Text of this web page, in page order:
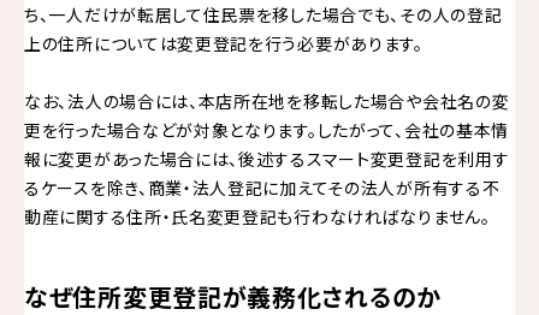
ち、一人だけが転居して住民票を移した場合でも、その人の登記
上の住所については変更登記を行う必要があります。
なお、法人の場合には、本店所在地を移転した場合や会社名の変
更を行った場合などが対象となります。したがって、会社の基本情
報に変更があった場合には、後述するスマート変更登記を利用す
るケースを除き、商業・法人登記に加えてその法人が所有する不
動産に関する住所・氏名変更登記も行わなければなりません。
なぜ住所変更登記が義務化されるのか